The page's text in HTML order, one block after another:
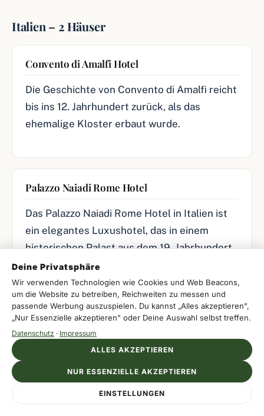
Italien – 2 Häuser
Convento di Amalfi Hotel
Die Geschichte von Convento di Amalfi reicht
bis ins 12. Jahrhundert zurück, als das
ehemalige Kloster erbaut wurde.
Palazzo Naiadi Rome Hotel
Das Palazzo Naiadi Rome Hotel in Italien ist
ein elegantes Luxushotel, das in einem
historischen Palast aus dem 19. Jahrhundert
untergebracht ist.
FAMILIENFREUNDLICH
Indonesien – 2 Häuser
Bali Vacation Club
Du kannst die Schönheit Balis entdecken,
Anzeige
SPIRIT HOTEL GRAN BILBAO
Ihr Stadthotel im Herzen Bilbaos
Deine Privatsphäre
Wir verwenden Technologien wie Cookies und Web Beacons,
um die Website zu betreiben, Reichweiten zu messen und
passende Werbung auszuspielen. Du kannst „Alles akzeptieren",
„Nur Essenzielle akzeptieren" oder Deine Auswahl selbst treffen.
Datenschutz · Impressum
EINSTELLUNGEN
NUR ESSENZIELLE AKZEPTIEREN
ALLES AKZEPTIEREN